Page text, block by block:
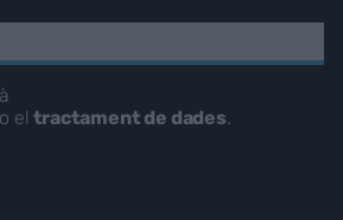
eltractament de dades.